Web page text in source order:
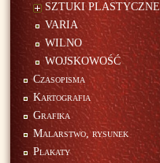
SZTUKI PLASTYCZNE
VARIA
WILNO
WOJSKOWOŚĆ
Czasopisma
Kartografia
Grafika
Malarstwo, rysunek
Plakaty